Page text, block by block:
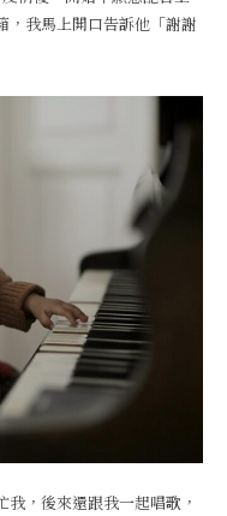
，我馬上開口告訴他「謝謝
，後來還跟我一起唱歌，